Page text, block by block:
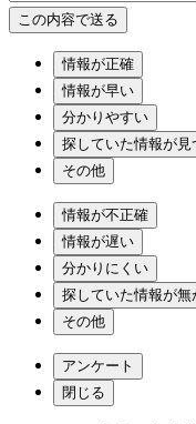
情報が正確
情報が早い
分かりやすい
探していた情報が見
その他
情報が不正確
情報が遅い
分かりにくい
探していた情報が無
その他
アンケート
閉じる